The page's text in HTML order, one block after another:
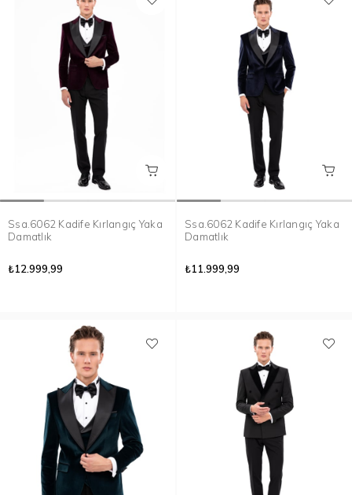
Ssa.6062 Kadife Kırlangıç Yaka
Damatlık
₺12.999,99
Ssa.6062 Kadife Kırlangıç Yaka
Damatlık
₺11.999,99